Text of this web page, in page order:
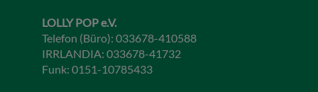
LOLLY POP e.V.
Telefon (Büro): 033678-410588
IRRLANDIA: 033678-41732
Funk: 0151-10785433